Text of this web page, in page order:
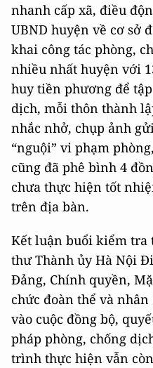
nhanh cấp xã, điều
UBND huyện về cơ sở
khai công tác phòng,
nhiều nhất huyện với
huy tiền phương để
dịch, mỗi thôn thành
nhắc nhở, chụp ảnh
“nguội” vi phạm
cũng đã phê bình 4
chưa thực hiện tốt
trên địa bàn.
Kết luận buổi kiểm tra
thư Thành ủy Hà Nội
Đảng, Chính quyền,
chức đoàn thể và
vào cuộc đồng bộ,
pháp phòng, chống
trình thực hiện vẫn